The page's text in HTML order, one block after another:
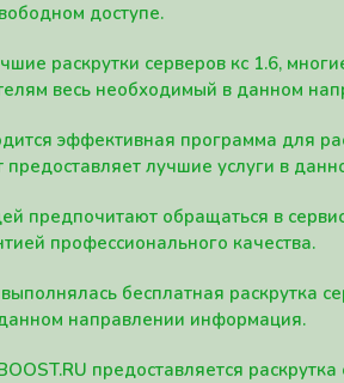
доступе.
раскрутки серверов кс 1.6,
весь необходимый в данном
эффективная программа для
предоставляет лучшие услуги в
предпочитают обращаться в
профессионального качества.
бесплатная раскрутка
направлении информация.
предоставляется